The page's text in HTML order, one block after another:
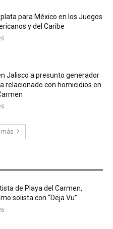
para México en los Juegos
y del Caribe
Jalisco a presunto generador
relacionado con homicidios en
de Playa del Carmen,
solista con “Deja Vu”